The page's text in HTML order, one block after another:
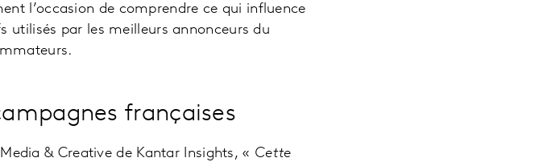
l’occasion de comprendre ce qui influence
utilisés par les meilleurs annonceurs du
françaises
& Creative de Kantar Insights, « Cette